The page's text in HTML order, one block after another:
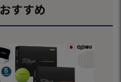
すすめ